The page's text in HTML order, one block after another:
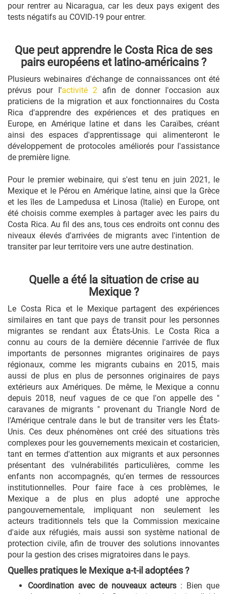
pour rentrer au Nicaragua, car les deux pays exigent des
tests négatifs au COVID-19 pour entrer.
Que peut apprendre le Costa Rica de ses
pairs européens et latino-américains ?
Plusieurs webinaires d'échange de connaissances ont été
prévus pour l'activité 2 afin de donner l'occasion aux
praticiens de la migration et aux fonctionnaires du Costa
Rica d'apprendre des expériences et des pratiques en
Europe, en Amérique latine et dans les Caraïbes, créant
ainsi des espaces d'apprentissage qui alimenteront le
développement de protocoles améliorés pour l'assistance
de première ligne.
Pour le premier webinaire, qui s'est tenu en juin 2021, le
Mexique et le Pérou en Amérique latine, ainsi que la Grèce
et les îles de Lampedusa et Linosa (Italie) en Europe, ont
été choisis comme exemples à partager avec les pairs du
Costa Rica. Au fil des ans, tous ces endroits ont connu des
niveaux élevés d'arrivées de migrants avec l'intention de
transiter par leur territoire vers une autre destination.
Quelle a été la situation de crise au
Mexique ?
Le Costa Rica et le Mexique partagent des expériences
similaires en tant que pays de transit pour les personnes
migrantes se rendant aux États-Unis. Le Costa Rica a
connu au cours de la dernière décennie l'arrivée de flux
importants de personnes migrantes originaires de pays
régionaux, comme les migrants cubains en 2015, mais
aussi de plus en plus de personnes originaires de pays
extérieurs aux Amériques. De même, le Mexique a connu
depuis 2018, neuf vagues de ce que l'on appelle des "
caravanes de migrants " provenant du Triangle Nord de
l'Amérique centrale dans le but de transiter vers les États-
Unis. Ces deux phénomènes ont créé des situations très
complexes pour les gouvernements mexicain et costaricien,
tant en termes d'attention aux migrants et aux personnes
présentant des vulnérabilités particulières, comme les
enfants non accompagnés, qu'en termes de ressources
institutionnelles. Pour faire face à ces problèmes, le
Mexique a de plus en plus adopté une approche
pangouvernementale, impliquant non seulement les
acteurs traditionnels tels que la Commission mexicaine
d'aide aux réfugiés, mais aussi son système national de
protection civile, afin de trouver des solutions innovantes
pour la gestion des crises migratoires dans le pays.
Quelles pratiques le Mexique a-t-il adoptées ?
Coordination avec de nouveaux acteurs : Bien que